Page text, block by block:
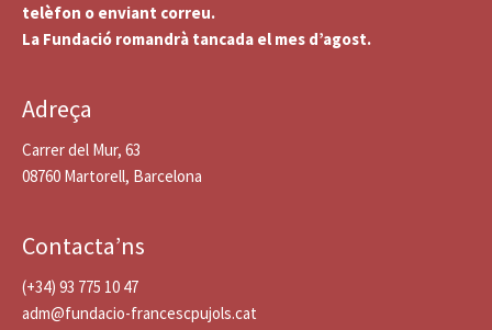
telèfon o enviant correu.
La Fundació romandrà tancada el mes d’agost.
Adreça
Carrer del Mur, 63
08760 Martorell, Barcelona
Contacta’ns
(+34) 93 775 10 47
adm@fundacio-francescpujols.cat